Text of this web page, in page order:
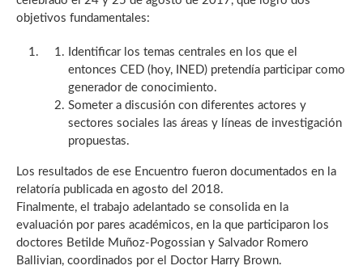
objetivos fundamentales:
Identificar los temas centrales en los que el
entonces CED (hoy, INED) pretendía participar como
generador de conocimiento.
Someter a discusión con diferentes actores y
sectores sociales las áreas y líneas de investigación
propuestas.
Los resultados de ese Encuentro fueron documentados en la
relatoría publicada en agosto del 2018.
Finalmente, el trabajo adelantado se consolida en la
evaluación por pares académicos, en la que participaron los
doctores Betilde Muñoz-Pogossian y Salvador Romero
Ballivian, coordinados por el Doctor Harry Brown.